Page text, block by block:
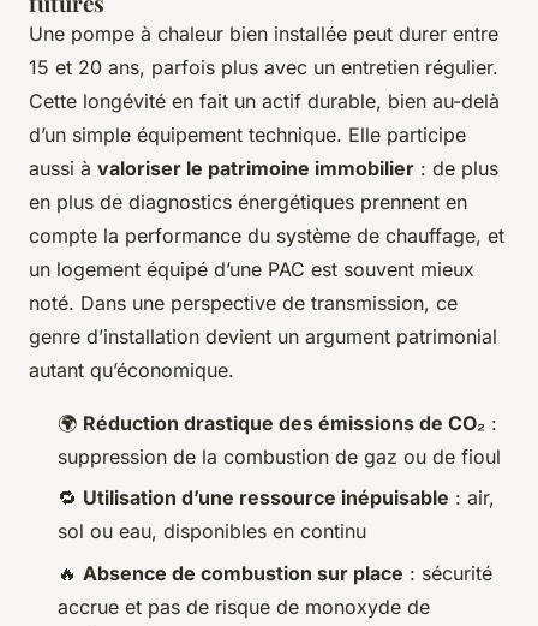
Une pompe à chaleur bien installée peut durer entre
15 et 20 ans, parfois plus avec un entretien régulier.
Cette longévité en fait un actif durable, bien au-delà
d’un simple équipement technique. Elle participe
aussi à valoriser le patrimoine immobilier : de plus
en plus de diagnostics énergétiques prennent en
compte la performance du système de chauffage, et
un logement équipé d’une PAC est souvent mieux
noté. Dans une perspective de transmission, ce
genre d’installation devient un argument patrimonial
autant qu’économique.
🌍 Réduction drastique des émissions de CO₂ :
suppression de la combustion de gaz ou de fioul
🔁 Utilisation d’une ressource inépuisable : air,
sol ou eau, disponibles en continu
🔥 Absence de combustion sur place : sécurité
accrue et pas de risque de monoxyde de